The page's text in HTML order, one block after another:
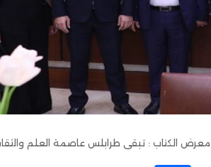
معرض الكتاب : تبقى طرابلس عاصمة العلم